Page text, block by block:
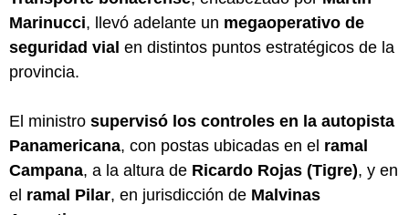
Marinucci, llevó adelante un megaoperativo de
seguridad vial en distintos puntos estratégicos de la
provincia.
El ministro supervisó los controles en la autopista
Panamericana, con postas ubicadas en el ramal
Campana, a la altura de Ricardo Rojas (Tigre), y en
el ramal Pilar, en jurisdicción de Malvinas